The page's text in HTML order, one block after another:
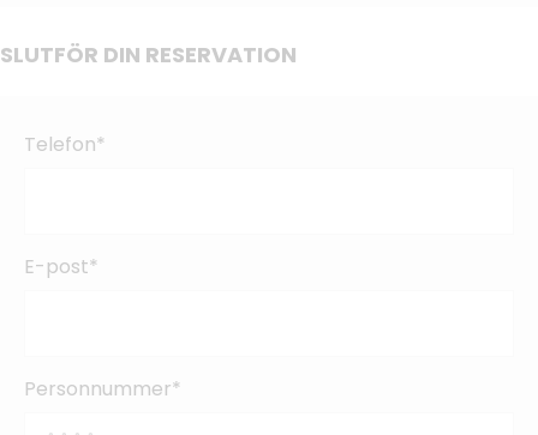
SLUTFÖR DIN RESERVATION
Telefon*
E-post*
Personnummer*